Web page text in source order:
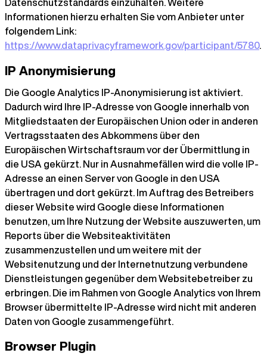
Informationen hierzu erhalten Sie vom Anbieter unter
folgendem Link:
https://www.dataprivacyframework.gov/participant/5780.
IP Anonymisierung
Die Google Analytics IP-Anonymisierung ist aktiviert.
Dadurch wird Ihre IP-Adresse von Google innerhalb von
Mitgliedstaaten der Europäischen Union oder in anderen
Vertragsstaaten des Abkommens über den
Europäischen Wirtschaftsraum vor der Übermittlung in
die USA gekürzt. Nur in Ausnahmefällen wird die volle IP-
Adresse an einen Server von Google in den USA
übertragen und dort gekürzt. Im Auftrag des Betreibers
dieser Website wird Google diese Informationen
benutzen, um Ihre Nutzung der Website auszuwerten, um
Reports über die Websiteaktivitäten
zusammenzustellen und um weitere mit der
Websitenutzung und der Internetnutzung verbundene
Dienstleistungen gegenüber dem Websitebetreiber zu
erbringen. Die im Rahmen von Google Analytics von Ihrem
Browser übermittelte IP-Adresse wird nicht mit anderen
Daten von Google zusammengeführt.
Browser Plugin